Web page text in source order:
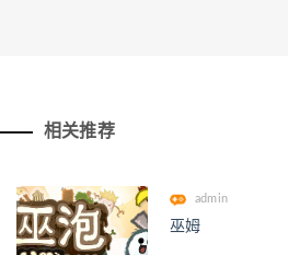
相关推荐
admin
巫姆